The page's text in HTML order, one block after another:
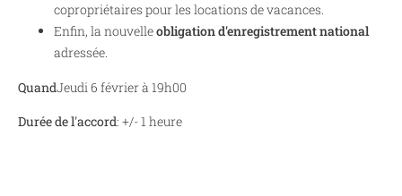
copropriétaires pour les locations de vacances.
Enfin, la nouvelleobligation d'enregistrement national
adressée.
QuandJeudi 6 février à 19h00
Durée de l'accord: +/- 1 heure